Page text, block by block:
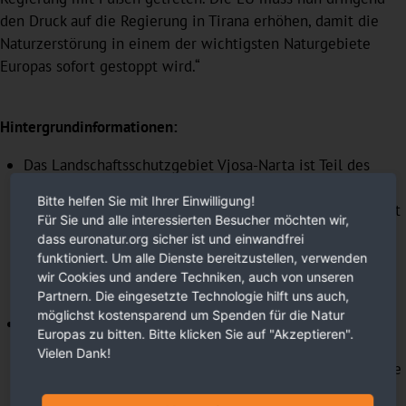
den Druck auf die Regierung in Tirana erhöhen, damit die
Naturzerstörung in einem der wichtigsten Naturgebiete
Europas sofort gestoppt wird.“
Hintergrundinformationen:
Das Landschaftsschutzgebiet Vjosa-Narta ist Teil des
intakten Flussdeltasystem im Mittelmeerraum
. Es gehört
zu den ökologisch wertvollsten Regionen Europas und
bietet Lebensraum für mehr als 200 Vogelarten sowie
über 70 bedrohte Arten, darunter die streng geschützte
Mittelmeer-Mönchsrobbe oder Meeresschildkröten.
Die Vjosa hat 2023 große Bekanntheit erlangt: Nach
zehnjähriger Kampagnenarbeit von EuroNatur und ihren
Partnerorganisationen Riverwatch und EcoAlbania wurde
der Fluss zumersten Wildfluss-Nationalpark Europas
Bitte helfen Sie mit Ihrer Einwilligung!
Für Sie und alle interessierten Besucher möchten wir,
dass euronatur.org sicher ist und einwandfrei
funktioniert. Um alle Dienste bereitzustellen, verwenden
wir Cookies und andere Techniken, auch von unseren
Partnern. Die eingesetzte Technologie hilft uns auch,
möglichst kostensparend um Spenden für die Natur
Europas zu bitten. Bitte klicken Sie auf "Akzeptieren".
Vielen Dank!